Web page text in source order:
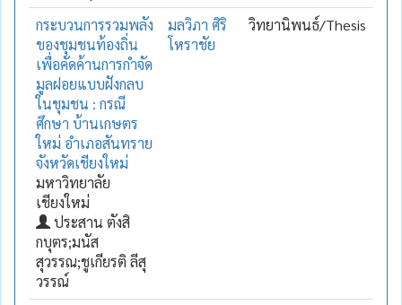
กระบวนการรวมพลัง
ของชุมชนท้องถิ่น
เพื่อคัดค้านการกำจัด
มูลฝอยแบบฝังกลบ
ในชุมชน : กรณี
ศึกษา บ้านเกษตร
ใหม่ อำเภอสันทราย
จังหวัดเชียงใหม่
มหาวิทยาลัย
เชียงใหม่
ประสาน ตังสิ
กบุตร;มนัส
สุวรรณ;ชูเกียรติ ลีสุ
วรรณ์
มลวิภา ศิริ
โหราชัย
วิทยานิพนธ์/Thesis